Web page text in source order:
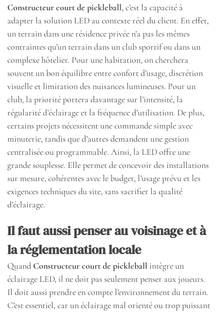
Constructeur court de pickleball, c’est la capacité à
adapter la solution LED au contexte réel du client. En effet,
un terrain dans une résidence privée n’a pas les mêmes
contraintes qu’un terrain dans un club sportif ou dans un
complexe hôtelier. Pour une habitation, on cherchera
souvent un bon équilibre entre confort d’usage, discrétion
visuelle et limitation des nuisances lumineuses. Pour un
club, la priorité portera davantage sur l’intensité, la
régularité d’éclairage et la fréquence d’utilisation. De plus,
certains projets nécessitent une commande simple avec
minuterie, tandis que d’autres demandent une gestion
centralisée ou programmable. Ainsi, la LED offre une
grande souplesse. Elle permet de concevoir des installations
sur mesure, cohérentes avec le budget, l’usage prévu et les
exigences techniques du site, sans sacrifier la qualité
d’éclairage.
Il faut aussi penser au voisinage et à
la réglementation locale
Quand Constructeur court de pickleball intègre un
éclairage LED, il ne doit pas seulement penser aux joueurs.
Il doit aussi prendre en compte l’environnement du terrain.
C’est essentiel, car un éclairage mal orienté ou trop puissant